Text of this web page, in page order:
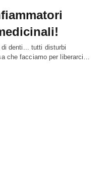
denti... tutti disturbi
che facciamo per liberarci…